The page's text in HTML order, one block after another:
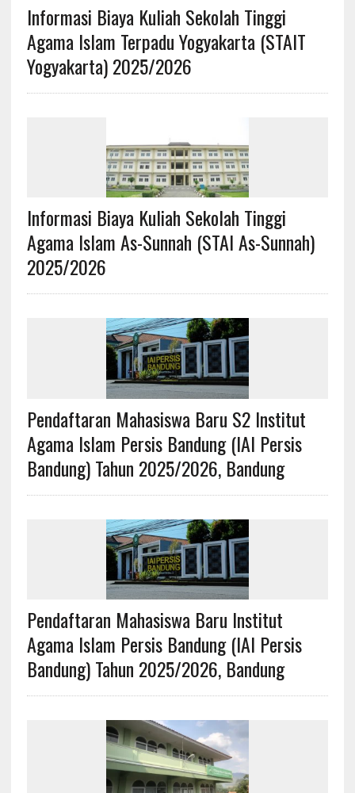
Informasi Biaya Kuliah Sekolah Tinggi
Agama Islam Terpadu Yogyakarta (STAIT
Yogyakarta) 2025/2026
Informasi Biaya Kuliah Sekolah Tinggi
Agama Islam As-Sunnah (STAI As-Sunnah)
2025/2026
Pendaftaran Mahasiswa Baru S2 Institut
Agama Islam Persis Bandung (IAI Persis
Bandung) Tahun 2025/2026, Bandung
Pendaftaran Mahasiswa Baru Institut
Agama Islam Persis Bandung (IAI Persis
Bandung) Tahun 2025/2026, Bandung